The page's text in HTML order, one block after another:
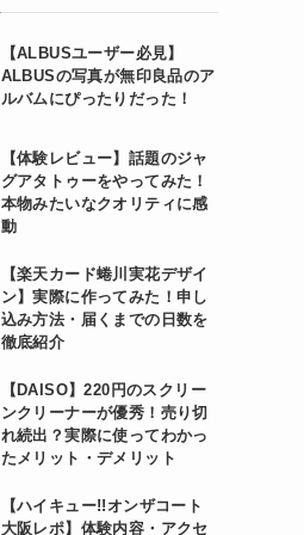
【ALBUSユーザー必見】
ALBUSの写真が無印良品のア
ルバムにぴったりだった！
【体験レビュー】話題のジャ
グアタトゥーをやってみた！
本物みたいなクオリティに感
動
【楽天カード蜷川実花デザイ
ン】実際に作ってみた！申し
込み方法・届くまでの日数を
徹底紹介
【DAISO】220円のスクリー
ンクリーナーが優秀！売り切
れ続出？実際に使ってわかっ
たメリット・デメリット
【ハイキュー!!オンザコート
大阪レポ】体験内容・アクセ